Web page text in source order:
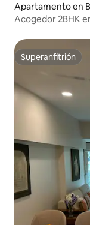
Apartamento en
Acogedor 2BHK
Superanfitrión
Superanfitrión